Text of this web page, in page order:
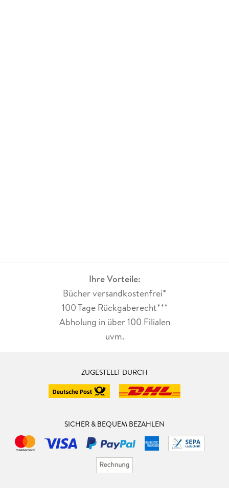
Ihre Vorteile:
Bücher versandkostenfrei*
100 Tage Rückgaberecht***
Abholung in über 100 Filialen
uvm.
ZUGESTELLT DURCH
SICHER & BEQUEM BEZAHLEN